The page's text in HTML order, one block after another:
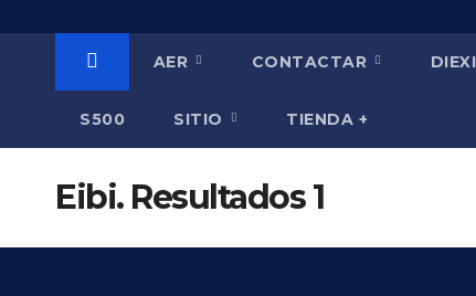
AER CONTACTAR
S500 SITIO TIENDA +
Eibi. Resultados 1